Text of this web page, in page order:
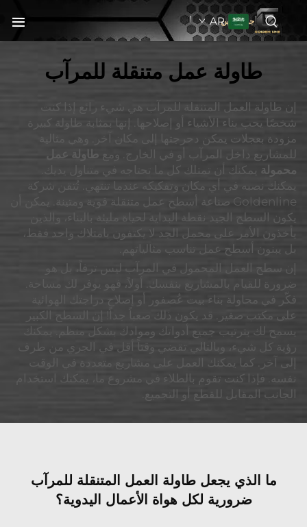
جولدنبلاينAR
طاولة عمل متنقلة للمرآب
إن طاولة العمل المتنقلة للمرآب هي شيء رائع إذا كنت
شخصًا يحب بناء الأشياء أو إصلاحها. إنها بمثابة طاولة كبيرة
مزودة بعجلات يمكن دحرجتها إلى مكان آخر. وهي مثالية
للمشاريع داخل المرآب أو في الخارج. ومع طاولة عمل
محمولة يمكنك أن تمتلك كل ما تحتاجه في متناول يديك.
يمكنك نصبه في أي مكان وتفكيكه عندما تنتهي. تُتقن شركة
Goldenline صناعة أسطح عمل متنقلة قوية ومتينة. يمكن أن
يكون السطح الجيد نقطة البداية لحياة مليئة بالبناء، والذين
يأخذون الأمر على محمل الجد لا يكتفون بامتلاك واحد فقط،
بل يبنون أسطح عمل تناسب مثالياتهم.
إن سطح العمل المحمول في المرآب ليس ترفاً، بل هو
ضرورة للقيام بالمشاريع بنفسك. أولاً، فهو يوفر لك مساحة.
فكّر في محاولة بناء بيت عُصفور أو إصلاح دراجتك الهوائية
على مكتب صغير. قد يكون ذلك صعباً جداً! إن السطح الكبير
يسمح لك بترتيب جميع أدواتك وموادك بشكل منظم. يمكنك
رؤية كل شيء، وبالتالي تقضي وقتاً أقل في الجري من طرف
إلى آخر. كما يمكنك العمل على مشاريع متعددة في الوقت
نفسه. فإذا كنت تقوم بالطلاء في مشروع ما، يمكنك استخدام
الجانب المقابل للقطع أو التجميع.
ما الذي يجعل طاولة العمل المتنقلة للمرآب
ضرورية لكل هواة الأعمال اليدوية؟